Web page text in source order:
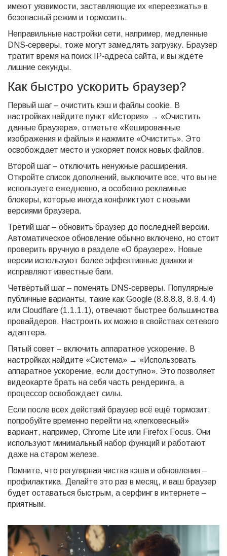
имеют уязвимости, заставляющие их «переезжать» в
безопасный режим и тормозить.
Неправильные настройки сети, например, медленные
DNS‑серверы, тоже могут замедлять загрузку. Браузер
тратит время на поиск IP‑адреса сайта, и вы ждёте
лишние секунды.
Как быстро ускорить браузер?
Первый шаг – очистить кэш и файлы cookie. В
настройках найдите пункт «История» → «Очистить
данные браузера», отметьте «Кешированные
изображения и файлы» и нажмите «Очистить». Это
освобождает место и ускоряет поиск новых файлов.
Второй шаг – отключить ненужные расширения.
Откройте список дополнений, выключите все, что вы не
используете ежедневно, а особенно рекламные
блокеры, которые иногда конфликтуют с новыми
версиями браузера.
Третий шаг – обновить браузер до последней версии.
Автоматическое обновление обычно включено, но стоит
проверить вручную в разделе «О браузере». Новые
версии используют более эффективные движки и
исправляют известные баги.
Четвёртый шаг – поменять DNS‑серверы. Популярные
публичные варианты, такие как Google (8.8.8.8, 8.8.4.4)
или Cloudflare (1.1.1.1), отвечают быстрее большинства
провайдеров. Настроить их можно в свойствах сетевого
адаптера.
Пятый совет – включить аппаратное ускорение. В
настройках найдите «Система» → «Использовать
аппаратное ускорение, если доступно». Это позволяет
видеокарте брать на себя часть рендеринга, а
процессор освобождает силы.
Если после всех действий браузер всё ещё тормозит,
попробуйте временно перейти на «легковесный»
вариант, например, Chrome Lite или Firefox Focus. Они
используют минимальный набор функций и работают
даже на старом железе.
Помните, что регулярная чистка кэша и обновления –
профилактика. Делайте это раз в месяц, и ваш браузер
будет оставаться быстрым, а серфинг в интернете –
приятным.